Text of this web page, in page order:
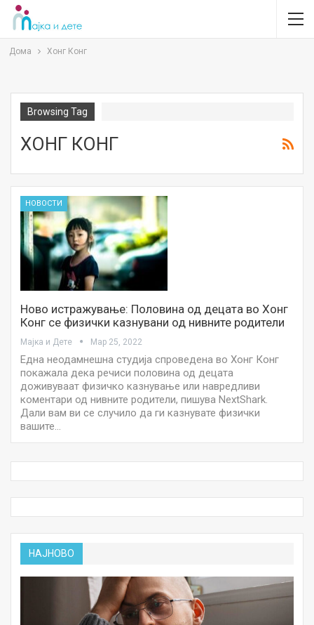
Дома Хонг Конг
Browsing Tag
ХОНГ КОНГ
НОВОСТИ
Ново истражување: Половина од децата во Хонг
Конг се физички казнувани од нивните родители
Мајка и Дете Мар 25, 2022
Една неодамнешна студија спроведена во Хонг Конг
покажала дека речиси половина од децата
доживуваат физичко казнување или навредливи
коментари од нивните родители, пишува NextShark.
Дали вам ви се случило да ги казнувате физички
вашите…
НАЈНОВО